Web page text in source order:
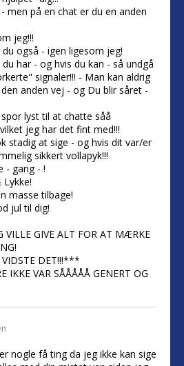
men på en chat er du en anden
jeg!!!
også - igen ligesom jeg!
har - og hvis du kan - så undgå
signaler!!! - Man kan aldrig
anden vej - og Du blir såret -
lyst til at chatte såå
jeg har det fint med!!!
stadig at sige - og hvis dit var/er
sikkert vollapyk!!!
- gang - !
masse tilbage!
jul til dig!
GIVE ALT FOR AT MÆRKE
VIDSTE DET!!!***
IKKE VAR SÅÅÅÅÅ GENERT OG
nogle få ting da jeg ikke kan sige